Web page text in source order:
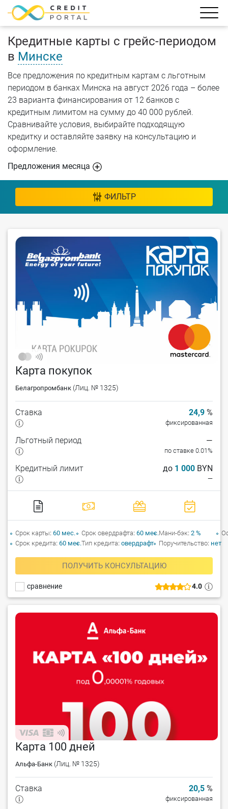
Кредитные карты с грейс-периодом
в Минске
Все предложения по кредитным картам с льготным
периодом в банках Минска на август 2026 года – более
23 варианта финансирования от 12 банков с
кредитным лимитом на сумму до 40 000 рублей.
Сравнивайте условия, выбирайте подходящую
кредитку и оставляйте заявку на консультацию и
оформление.
Предложения месяца
ФИЛЬТР
Карта покупок
Белагропромбанк (Лиц. № 1325)
4.0
сравнение
Ставка 24,9 %
фиксированная
Льготный период —
по ставке 0.01%
Кредитный лимит до 1 000 BYN
—
ПОЛУЧИТЬ КОНСУЛЬТАЦИЮ
Срок карты 60 мес.
Срок кредита 60 мес.
Срок овердрафта 60 мес.
Тип кредита овердрафт
Мани-бэк 2 %
Поручительство нет
Карта 100 дней
Альфа-Банк (Лиц. № 1325)
Ставка 20,5 %
фиксированная